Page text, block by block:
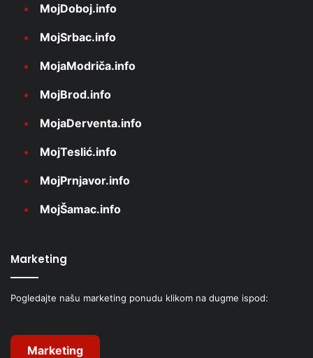
MojDoboj.info
MojSrbac.info
MojaModriča.info
MojBrod.info
MojaDerventa.info
MojTeslić.info
MojPrnjavor.info
MojŠamac.info
Marketing
Pogledajte našu marketing ponudu klikom na dugme ispod:
Marketing